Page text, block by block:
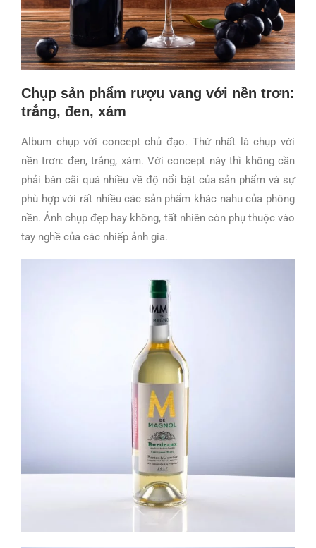
Chụp sản phẩm rượu vang với nền trơn:
trắng, đen, xám
Album chụp với concept chủ đạo. Thứ nhất là chụp với
nền trơn: đen, trắng, xám. Với concept này thì không cần
phải bàn cãi quá nhiều về độ nổi bật của sản phẩm và sự
phù hợp với rất nhiều các sản phẩm khác nahu của phông
nền. Ảnh chụp đẹp hay không, tất nhiên còn phụ thuộc vào
tay nghề của các nhiếp ảnh gia.